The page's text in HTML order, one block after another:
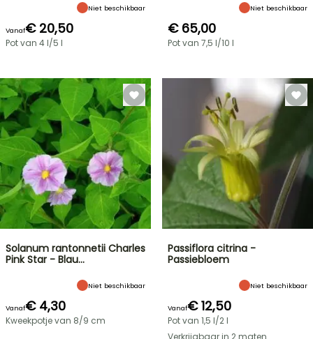
Niet beschikbaar
Vanaf€ 20,50
Pot van 4 l/5 l
Niet beschikbaar
€ 65,00
Pot van 7,5 l/10 l
Solanum rantonnetii Charles
Pink Star - Blau…
Niet beschikbaar
Vanaf€ 4,30
Kweekpotje van 8/9 cm
Passiflora citrina -
Passiebloem
Niet beschikbaar
Vanaf€ 12,50
Pot van 1,5 l/2 l
Verkrijgbaar in 2 maten